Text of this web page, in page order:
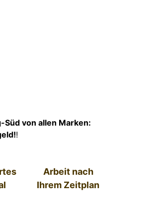
von allen Marken:
!
Arbeit nach
Ihrem Zeitplan